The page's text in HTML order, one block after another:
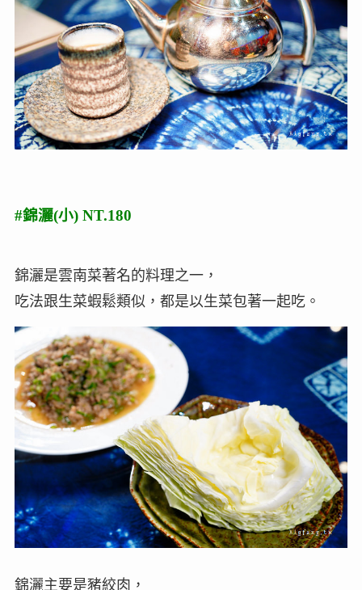
#錦灑(小) NT.180
錦灑是雲南菜著名的料理之一，
吃法跟生菜蝦鬆類似，都是以生菜包著一起吃。
錦灑主要是豬絞肉，